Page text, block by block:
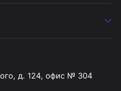
д. 124, офис № 304